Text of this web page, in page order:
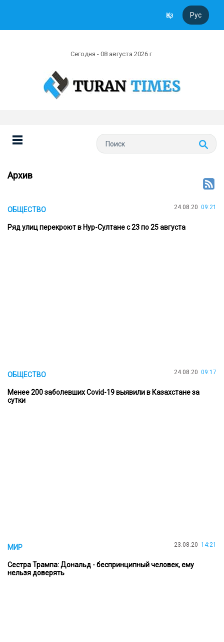
Қаз Рус
Сегодня - 08 августа 2026 г
Архив
ОБЩЕСТВО 24.08.20 09:21
Ряд улиц перекроют в Нур-Султане с 23 по 25 августа
ОБЩЕСТВО 24.08.20 09:17
Менее 200 заболевших Covid-19 выявили в Казахстане за
сутки
МИР 23.08.20 14:21
Сестра Трампа: Дональд - беспринципный человек, ему
нельзя доверять